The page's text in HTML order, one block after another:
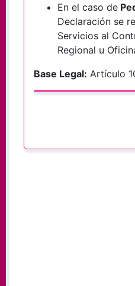
En el caso de
Declaración se
Servicios al
Regional u
Base Legal: Artículo